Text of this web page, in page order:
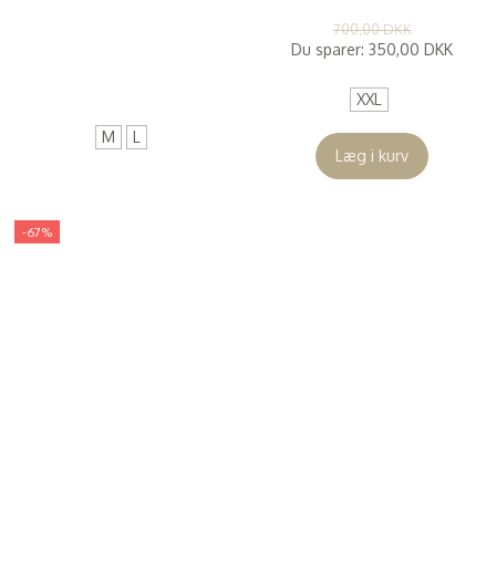
M L
700,00 DKK
Du sparer: 350,00 DKK
XXL
Læg i kurv
-67%